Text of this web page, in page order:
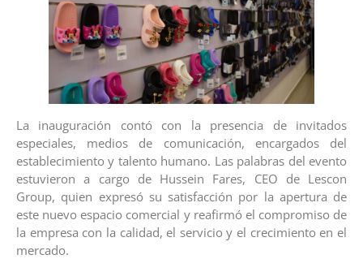
La inauguración contó con la presencia de invitados
especiales, medios de comunicación, encargados del
establecimiento y talento humano. Las palabras del evento
estuvieron a cargo de Hussein Fares, CEO de Lescon
Group, quien expresó su satisfacción por la apertura de
este nuevo espacio comercial y reafirmó el compromiso de
la empresa con la calidad, el servicio y el crecimiento en el
mercado.